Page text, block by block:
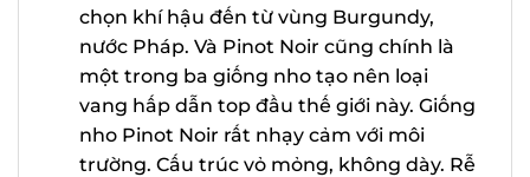
Pinot Noir – Giống nho đỏ nổi tiếng kén
chọn khí hậu đến từ vùng Burgundy,
nước Pháp. Và Pinot Noir cũng chính là
một trong ba giống nho tạo nên loại
vang hấp dẫn top đầu thế giới này.
Giống nho Pinot Noir rất nhạy cảm với